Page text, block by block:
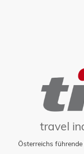
travel
Österreichs